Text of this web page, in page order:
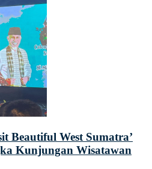
Beautiful West Sumatra’
Kunjungan Wisatawan